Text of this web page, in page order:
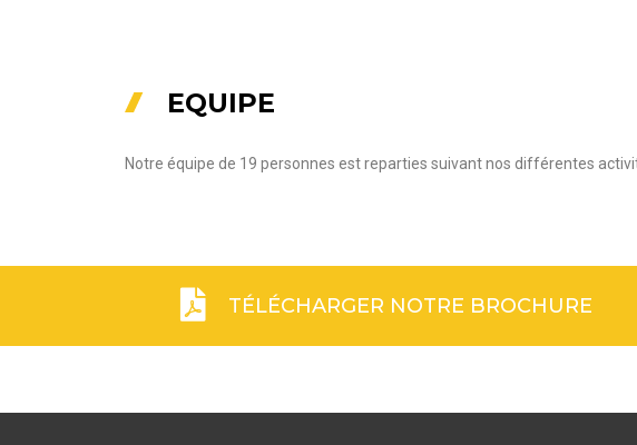
EQUIPE
Notre équipe de 19 personnes est reparties suivant nos différentes
TÉLÉCHARGER NOTRE BROCHURE